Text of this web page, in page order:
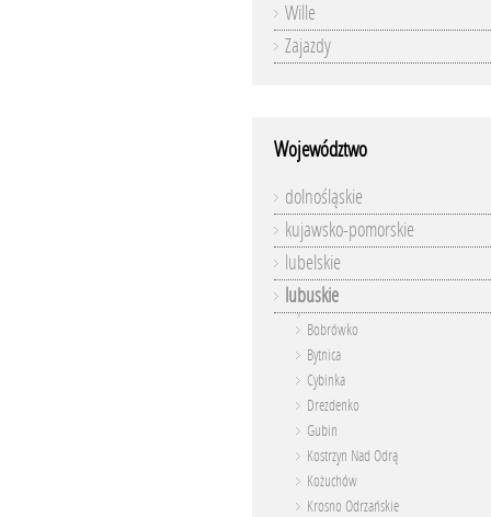
Wille
Zajazdy
Województwo
dolnośląskie
kujawsko-pomorskie
lubelskie
lubuskie
Bobrówko
Bytnica
Cybinka
Drezdenko
Gubin
Kostrzyn Nad Odrą
Kożuchów
Krosno Odrzańskie